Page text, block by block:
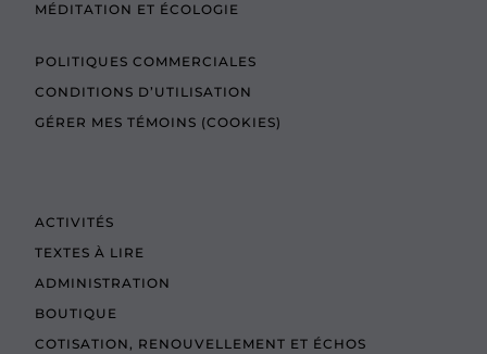
MÉDITATION ET ÉCOLOGIE
POLITIQUES COMMERCIALES
CONDITIONS D’UTILISATION
GÉRER MES TÉMOINS (COOKIES)
ACTIVITÉS
TEXTES À LIRE
ADMINISTRATION
BOUTIQUE
COTISATION, RENOUVELLEMENT ET ÉCHOS